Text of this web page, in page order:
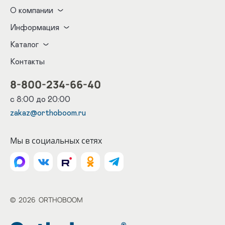
О компании
Информация
Каталог
Контакты
8-800-234-66-40
с 8:00 до 20:00
zakaz@orthoboom.ru
Мы в социальных сетях
© 2026 ORTHOBOOM